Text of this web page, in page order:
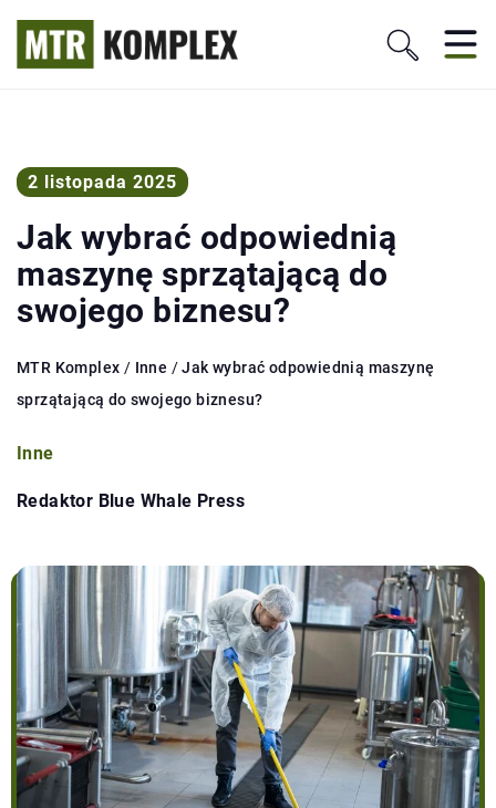
2 listopada 2025
Jak wybrać odpowiednią
maszynę sprzątającą do
swojego biznesu?
MTR Komplex / Inne /Jak wybrać odpowiednią maszynę
sprzątającą do swojego biznesu?
Inne
Redaktor Blue Whale Press